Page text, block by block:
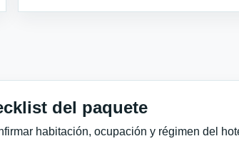
del paquete
habitación, ocupación y régimen del